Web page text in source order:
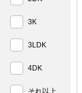
3K
3LDK
4DK
それ以上